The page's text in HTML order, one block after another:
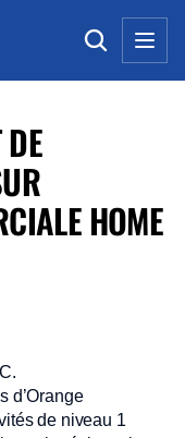
HOME
fenêtre)
fenêtre)
d’Orange
de niveau 1